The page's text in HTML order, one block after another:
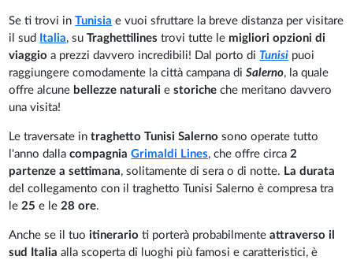
Se ti trovi inTunisia e vuoi sfruttare la breve distanza per visitare
il sud Italia, suTraghettilinestrovi tutte le migliori opzioni di
viaggio a prezzi davvero incredibili! Dal porto diTunisi puoi
raggiungere comodamente la città campana diSalerno, la quale
offre alcune bellezze naturali estoricheche meritano davvero
una visita!
Le traversate intraghetto Tunisi Salerno sono operate tutto
l'anno dallacompagniaGrimaldi Lines, che offre circa2
partenze a settimana, solitamente di sera o di notte. La durata
del collegamento con il traghetto Tunisi Salerno è compresa tra
le25e le28 ore.
Anche se il tuoitinerarioti porterà probabilmenteattraverso il
sud Italia alla scoperta di luoghi più famosi e caratteristici, è